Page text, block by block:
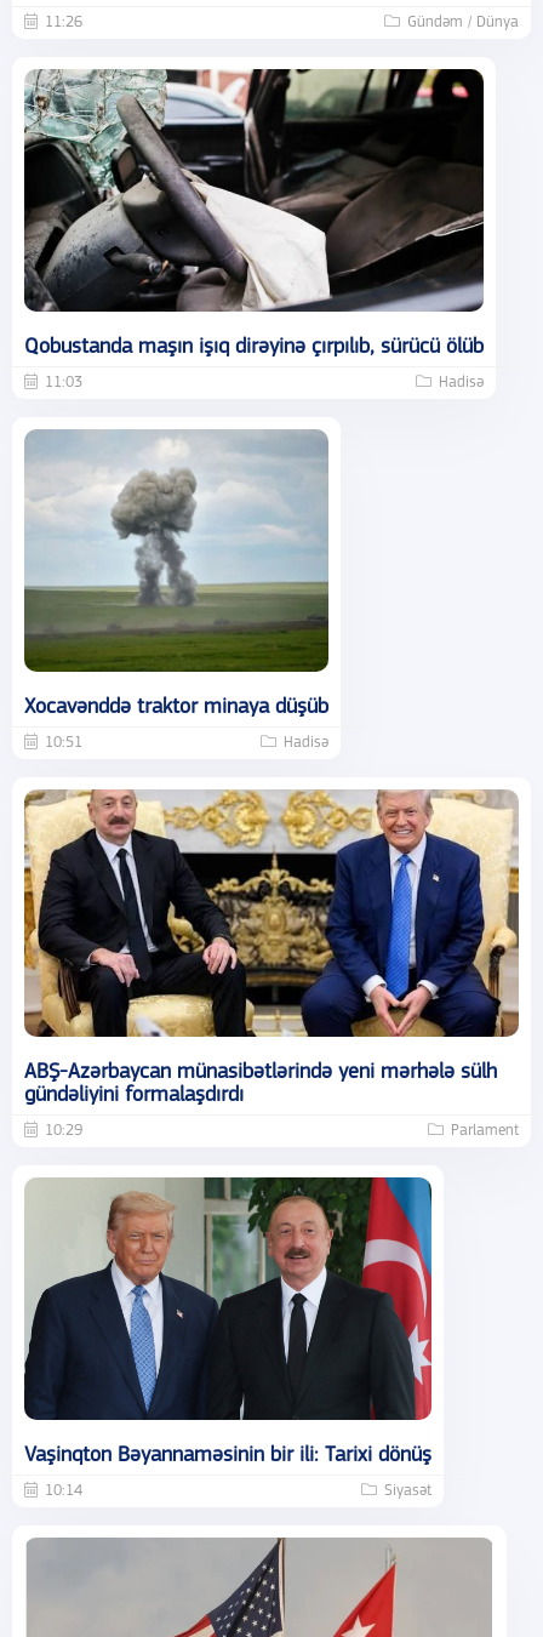
11:26 Gündəm / Dünya
Qobustanda maşın işıq dirəyinə çırpılıb, sürücü ölüb
11:03 Hadisə
Xocavənddə traktor minaya düşüb
10:51 Hadisə
ABŞ-Azərbaycan münasibətlərində yeni mərhələ sülh
gündəliyini formalaşdırdı
10:29 Parlament
Vaşinqton Bəyannaməsinin bir ili: Tarixi dönüş
10:14 Siyasət